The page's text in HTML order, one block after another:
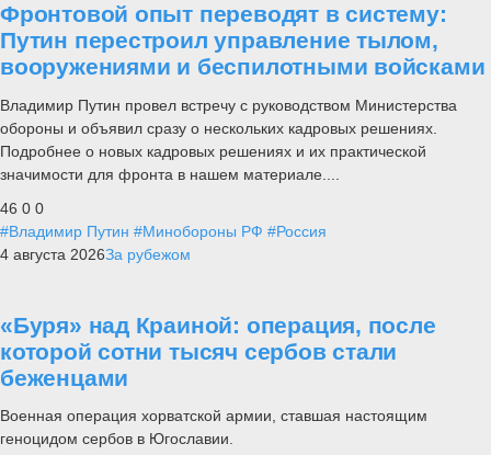
Фронтовой опыт переводят в систему:
Путин перестроил управление тылом,
вооружениями и беспилотными войсками
Владимир Путин провел встречу с руководством Министерства
обороны и объявил сразу о нескольких кадровых решениях.
Подробнее о новых кадровых решениях и их практической
значимости для фронта в нашем материале....
46 0 0
#Владимир Путин #Минобороны РФ #Россия
4 августа 2026За рубежом
«Буря» над Краиной: операция, после
которой сотни тысяч сербов стали
беженцами
Военная операция хорватской армии, ставшая настоящим
геноцидом сербов в Югославии.